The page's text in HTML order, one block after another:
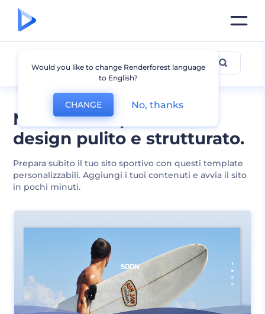
Modelli siti sportivi dal
design pulito e strutturato.
Prepara subito il tuo sito sportivo con questi template
personalizzabili. Aggiungi i tuoi contenuti e avvia il sito
in pochi minuti.
Sport
Would you like to change Renderforest language
to English?
CHANGE No, thanks